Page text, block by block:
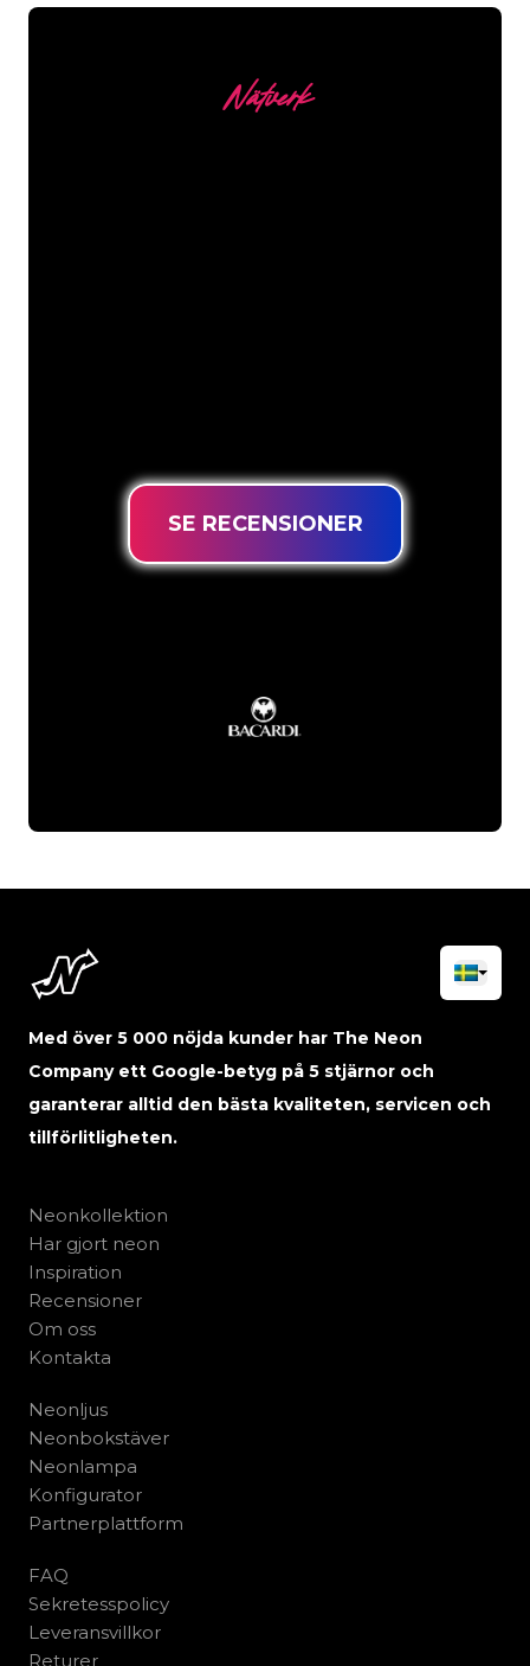
Nätverk
SE RECENSIONER
Med över 5 000 nöjda kunder har The Neon
Company ett Google-betyg på 5 stjärnor och
garanterar alltid den bästa kvaliteten, servicen och
tillförlitligheten.
Neonkollektion
Har gjort neon
Inspiration
Recensioner
Om oss
Kontakta
Neonljus
Neonbokstäver
Neonlampa
Konfigurator
Partnerplattform
FAQ
Sekretesspolicy
Leveransvillkor
Returer